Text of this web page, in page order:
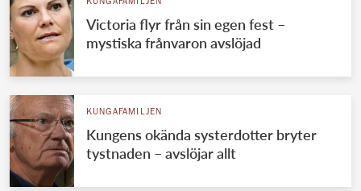
KUNGAFAMILJEN
Victoria flyr från sin egen fest –
mystiska frånvaron avslöjad
KUNGAFAMILJEN
Kungens okända systerdotter bryter
tystnaden – avslöjar allt